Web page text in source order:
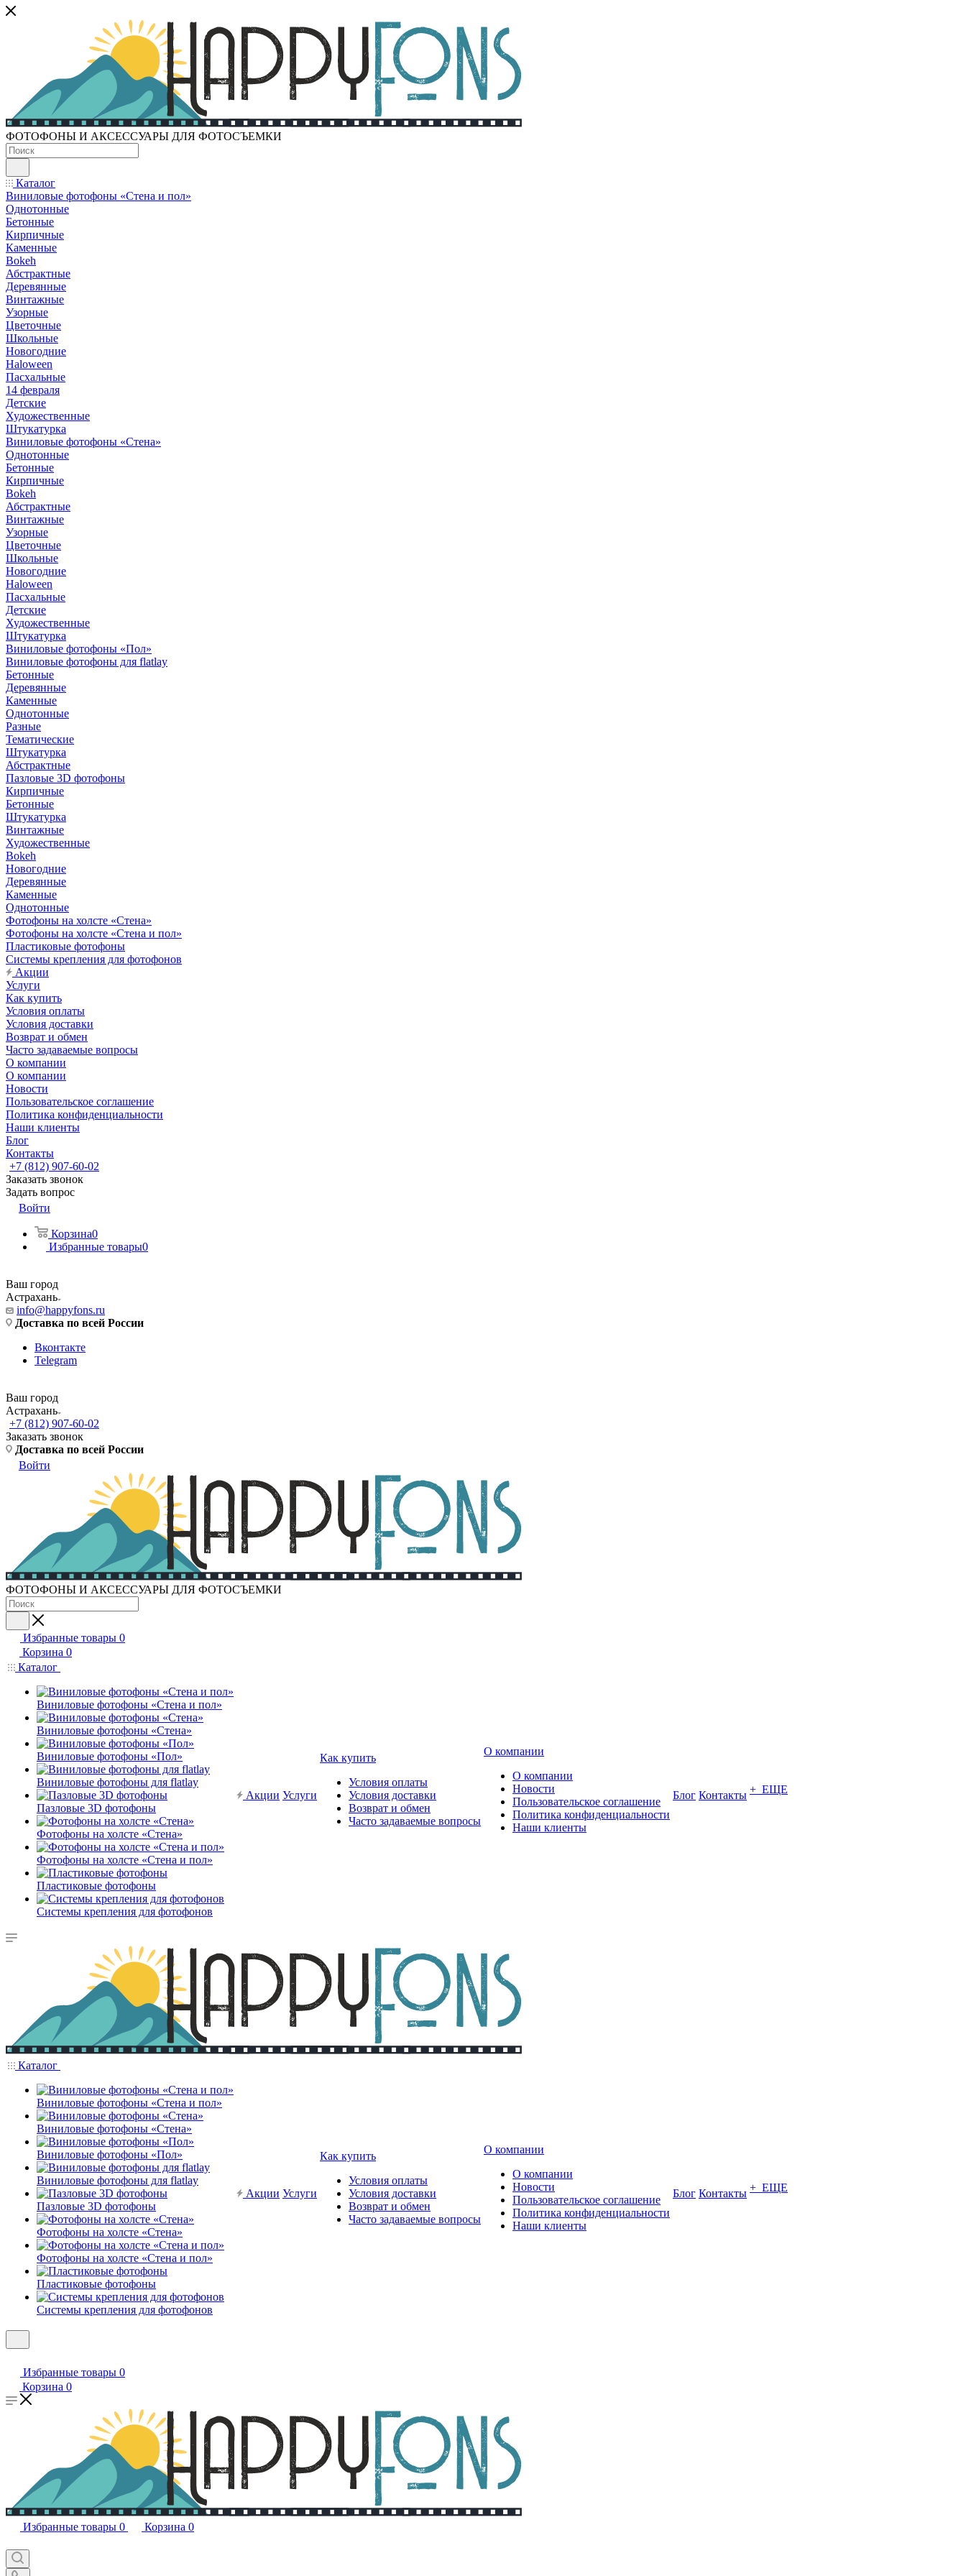
ФОТОФОНЫ И АКСЕССУАРЫ ДЛЯ ФОТОСЪЕМКИ
Каталог
Виниловые фотофоны «Стена и пол»
Однотонные
Бетонные
Кирпичные
Каменные
Bokeh
Абстрактные
Деревянные
Винтажные
Узорные
Цветочные
Школьные
Новогодние
Haloween
Пасхальные
14 февраля
Детские
Художественные
Штукатурка
Виниловые фотофоны «Стена»
Однотонные
Бетонные
Кирпичные
Bokeh
Абстрактные
Винтажные
Узорные
Цветочные
Школьные
Новогодние
Haloween
Пасхальные
Детские
Художественные
Штукатурка
Виниловые фотофоны «Пол»
Виниловые фотофоны для flatlay
Бетонные
Деревянные
Каменные
Однотонные
Разные
Тематические
Штукатурка
Абстрактные
Пазловые 3D фотофоны
Кирпичные
Бетонные
Штукатурка
Винтажные
Художественные
Bokeh
Новогодние
Деревянные
Каменные
Однотонные
Фотофоны на холсте «Стена»
Фотофоны на холсте «Стена и пол»
Пластиковые фотофоны
Системы крепления для фотофонов
Акции
Услуги
Как купить
Условия оплаты
Условия доставки
Возврат и обмен
Часто задаваемые вопросы
О компании
О компании
Новости
Пользовательское соглашение
Политика конфиденциальности
Наши клиенты
Блог
Контакты
+7 (812) 907-60-02
Заказать звонок
Задать вопрос
Войти
Корзина0
Избранные товары0
Ваш город
Астрахань
info@happyfons.ru
Доставка по всей России
Вконтакте
Telegram
Ваш город
Астрахань
+7 (812) 907-60-02
Заказать звонок
Доставка по всей России
Войти
ФОТОФОНЫ И АКСЕССУАРЫ ДЛЯ ФОТОСЪЕМКИ
Избранные товары 0
Корзина 0
Каталог
Виниловые фотофоны «Стена и пол»
Виниловые фотофоны «Стена»
Виниловые фотофоны «Пол»
Виниловые фотофоны для flatlay
Пазловые 3D фотофоны
Фотофоны на холсте «Стена»
Фотофоны на холсте «Стена и пол»
Пластиковые фотофоны
Системы крепления для фотофонов
Акции Услуги
Как купить
Условия оплаты
Условия доставки
Возврат и обмен
Часто задаваемые вопросы
О компании
О компании
Новости
Пользовательское соглашение
Политика конфиденциальности
Наши клиенты
Блог Контакты + ЕЩЕ
Каталог
Виниловые фотофоны «Стена и пол»
Виниловые фотофоны «Стена»
Виниловые фотофоны «Пол»
Виниловые фотофоны для flatlay
Пазловые 3D фотофоны
Фотофоны на холсте «Стена»
Фотофоны на холсте «Стена и пол»
Пластиковые фотофоны
Системы крепления для фотофонов
Акции Услуги
Как купить
Условия оплаты
Условия доставки
Возврат и обмен
Часто задаваемые вопросы
О компании
О компании
Новости
Пользовательское соглашение
Политика конфиденциальности
Наши клиенты
Блог Контакты + ЕЩЕ
Избранные товары 0
Корзина 0
Избранные товары 0 Корзина 0